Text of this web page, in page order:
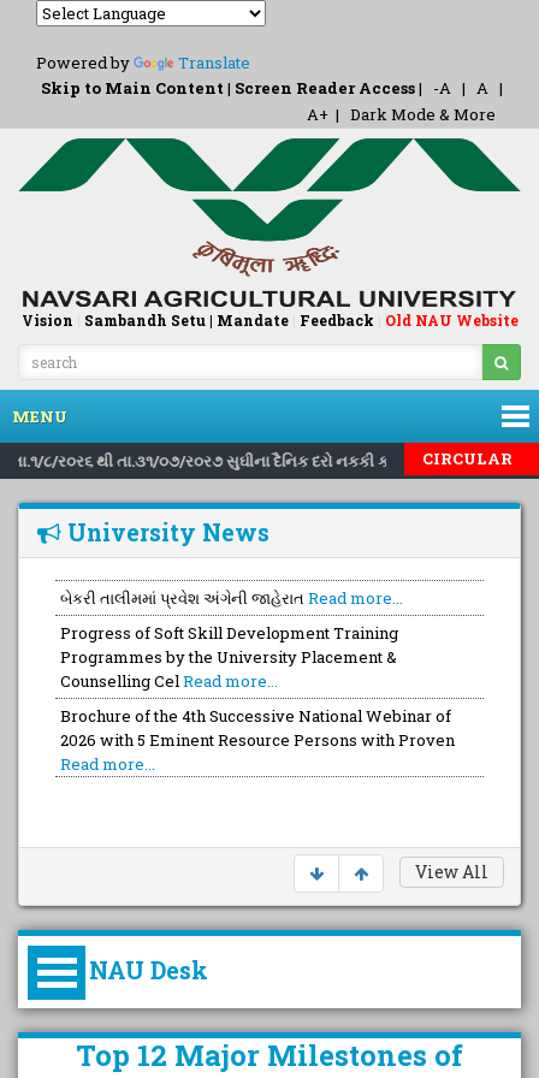
Powered by
Translate
Skip to Main Content | Screen Reader Access| -A | A |
A+ | Dark Mode & More
Vision | Sambandh Setu | Mandate| Feedback | Old NAU Website
MENU
૮/ર૦ર૬ થી તા.૩૧/૦૭/ર૦ર૭ સુઘીના દૈનિક દરો નકકી કરવા બાબત..| |
CIRCULAR
University News
બેકરી તાલીમમાં પ્રવેશ અંગેની જાહેરાત Read more...
Progress of Soft Skill Development Training
Programmes by the University Placement &
Counselling Cel Read more...
Brochure of the 4th Successive National Webinar of
2026 with 5 Eminent Resource Persons with Proven
Read more...
View All
NAU Desk
કુલપતિની પરિવર્તનકારી પહેલનું
વિહંગાવલોકન (ઓક્ટોબર ૨૦૨૦-૨૦૨૫)
Top 12 Major Milestones of